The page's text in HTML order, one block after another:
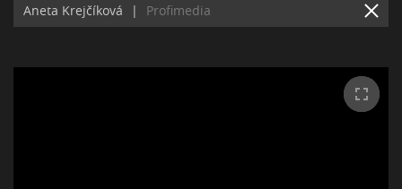
Aneta Krejčíková | Profimedia